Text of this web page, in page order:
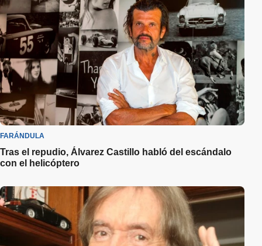
FARÁNDULA
Tras el repudio, Álvarez Castillo habló del escándalo
con el helicóptero